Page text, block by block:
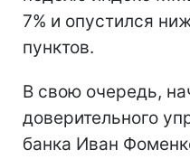
7% и опустился
пунктов.
В свою очередь,
доверительного
банка Иван